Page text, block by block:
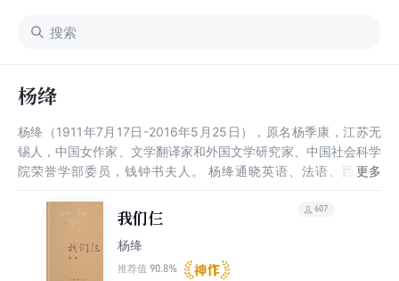
杨绛
杨绛（1911年7月17日-2016年5月25日），原名杨季康，江苏无
锡人，中国女作家、文学翻译家和外国文学研究家、中国社会科学
院荣誉学部委员，钱钟书夫人。 杨绛通晓英语、法语、西班牙
创作的剧本《称心如意》，被搬上舞台长达六十多年，2014年还
在公演。2003年出版散文随笔《我们仨》，风靡海内外，再版达
一百多万册。2007出版哲理散文集《走到人生边上》。2013年出
版250万字的《杨绛文集》八卷。2016年5月25日逝世，享年105
我们仨
杨绛
推荐值 90.8%
607